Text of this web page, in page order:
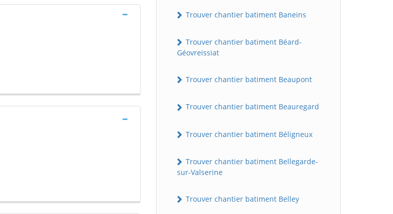
Trouver chantier batiment Baneins
Trouver chantier batiment Béard-
Géovreissiat
Trouver chantier batiment Beaupont
Trouver chantier batiment Beauregard
Trouver chantier batiment Béligneux
Trouver chantier batiment Bellegarde-
sur-Valserine
Trouver chantier batiment Belley